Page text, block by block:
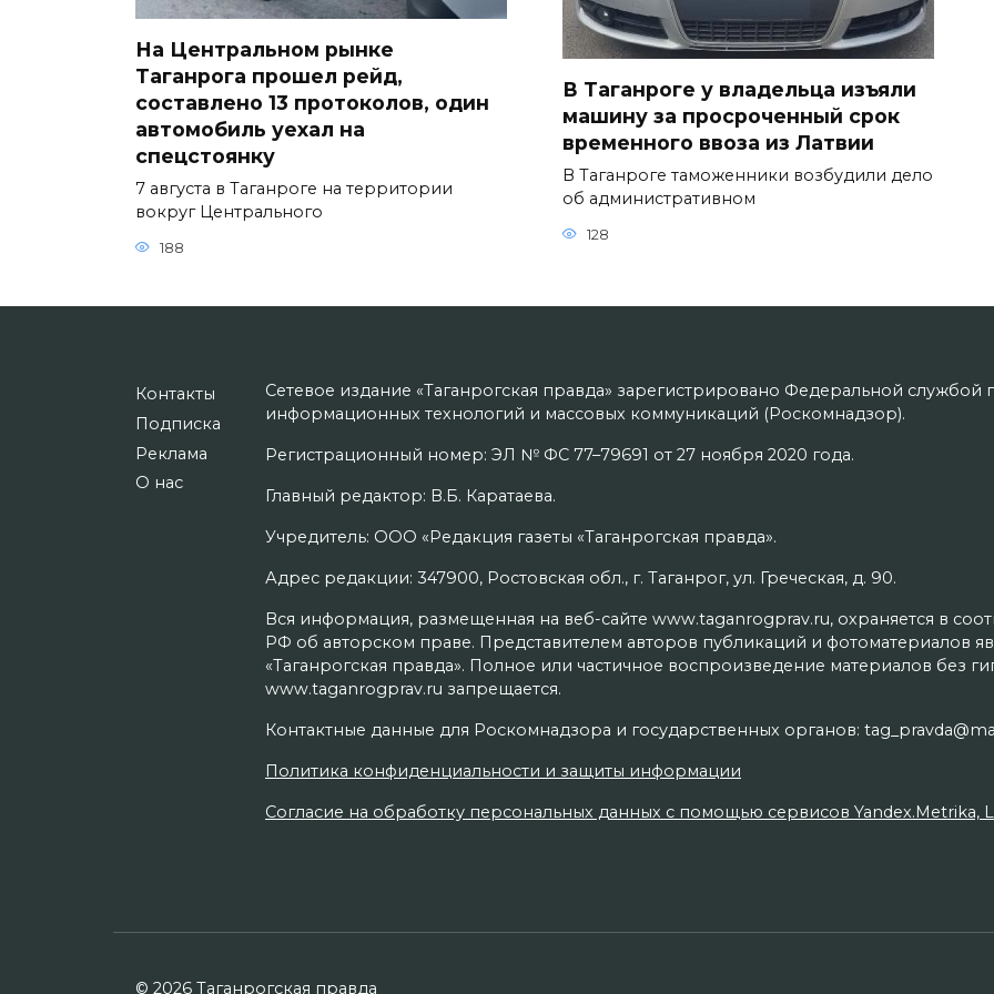
На Центральном рынке
Таганрога прошел рейд,
составлено 13 протоколов, один
автомобиль уехал на
спецстоянку
7 августа в Таганроге на территории
вокруг Центрального
188
В Таганроге у владельца изъяли
машину за просроченный срок
временного ввоза из Латвии
В Таганроге таможенники возбудили дело
об административном
128
Контакты
Подписка
Реклама
О нас
Сетевое издание «Таганрогская правда» зарегистрировано Федеральной службой
информационных технологий и массовых коммуникаций (Роскомнадзор).
Регистрационный номер: ЭЛ № ФС 77–79691 от 27 ноября 2020 года.
Главный редактор: В.Б. Каратаева.
Учредитель: ООО «Редакция газеты «Таганрогская правда».
Адрес редакции: 347900, Ростовская обл., г. Таганрог, ул. Греческая, д. 90.
Вся информация, размещенная на веб-сайте www.taganrogprav.ru, охраняется в
РФ об авторском праве. Представителем авторов публикаций и фотоматериалов
«Таганрогская правда». Полное или частичное воспроизведение материалов без
www.taganrogprav.ru запрещается.
Контактные данные для Роскомнадзора и государственных органов:
Политика конфиденциальности и защиты информации
Согласие на обработку персональных данных с помощью сервисов Yandex.Metrika,
© 2026 Таганрогская правда